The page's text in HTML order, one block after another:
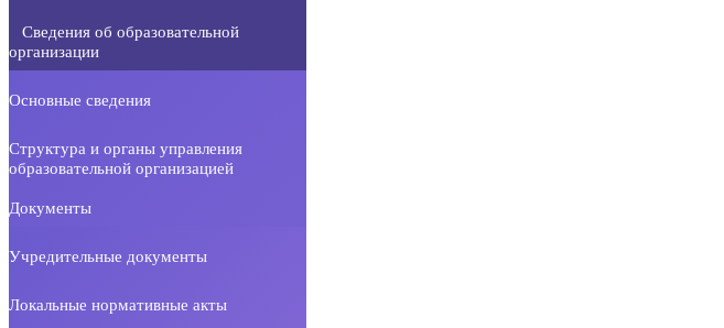
Сведения об образовательной
организации
Основные сведения
Структура и органы управления
образовательной организацией
Документы
Учредительные документы
Локальные нормативные акты